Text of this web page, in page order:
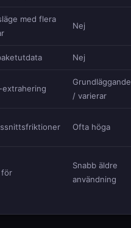
med flera
Nej
Nej
extrahering
Grundläggande
/ varierar
Ofta höga
för
Snabb äldre
användning